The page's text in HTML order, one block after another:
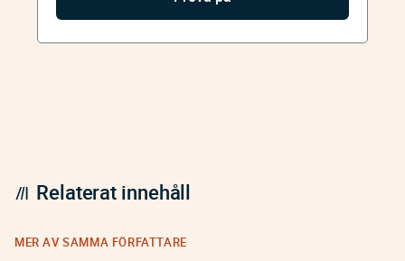
Relaterat innehåll
MER AV SAMMA FÖRFATTARE